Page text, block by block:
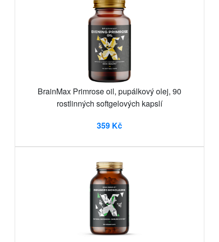
BrainMax Primrose oil, pupálkový olej, 90
rostlinných softgelových kapslí
359 Kč